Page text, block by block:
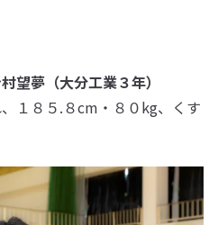
夢（大分工業３年）
１８５.８cm・８０kg、くす